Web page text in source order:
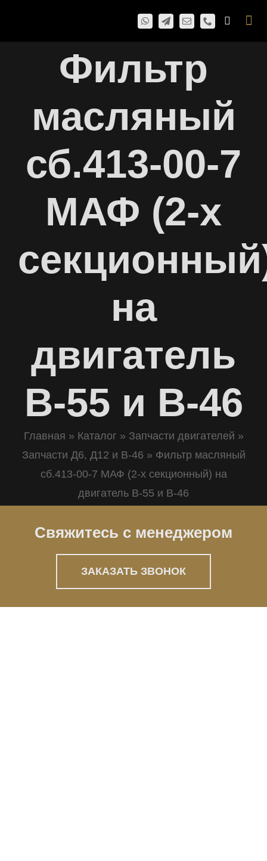
Фильтр
масляный
сб.413-00-7
МАФ (2-х
на
двигатель
В-55 и В-46
Главная » Каталог » Запчасти двигателей »
Запчасти Д6, Д12 и В-46 » Фильтр масляный
сб.413-00-7 МАФ (2-х секционный) на
двигатель В-55 и В-46
Свяжитесь с менеджером
ЗАКАЗАТЬ ЗВОНОК